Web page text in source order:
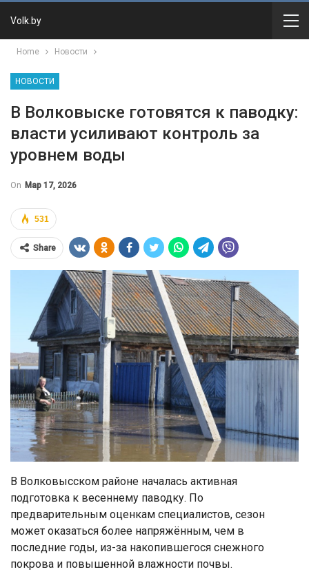
Volk.by
Home Новости
НОВОСТИ
В Волковыске готовятся к паводку:
власти усиливают контроль за
уровнем воды
On Мар 17, 2026
531
Share
В Волковысском районе началась активная
подготовка к весеннему паводку. По
предварительным оценкам специалистов, сезон
может оказаться более напряжённым, чем в
последние годы, из-за накопившегося снежного
покрова и повышенной влажности почвы.